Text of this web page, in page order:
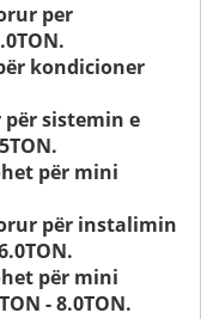
per
kondicioner
sistemin e
për mini
për instalimin
për mini
- 8.0TON.